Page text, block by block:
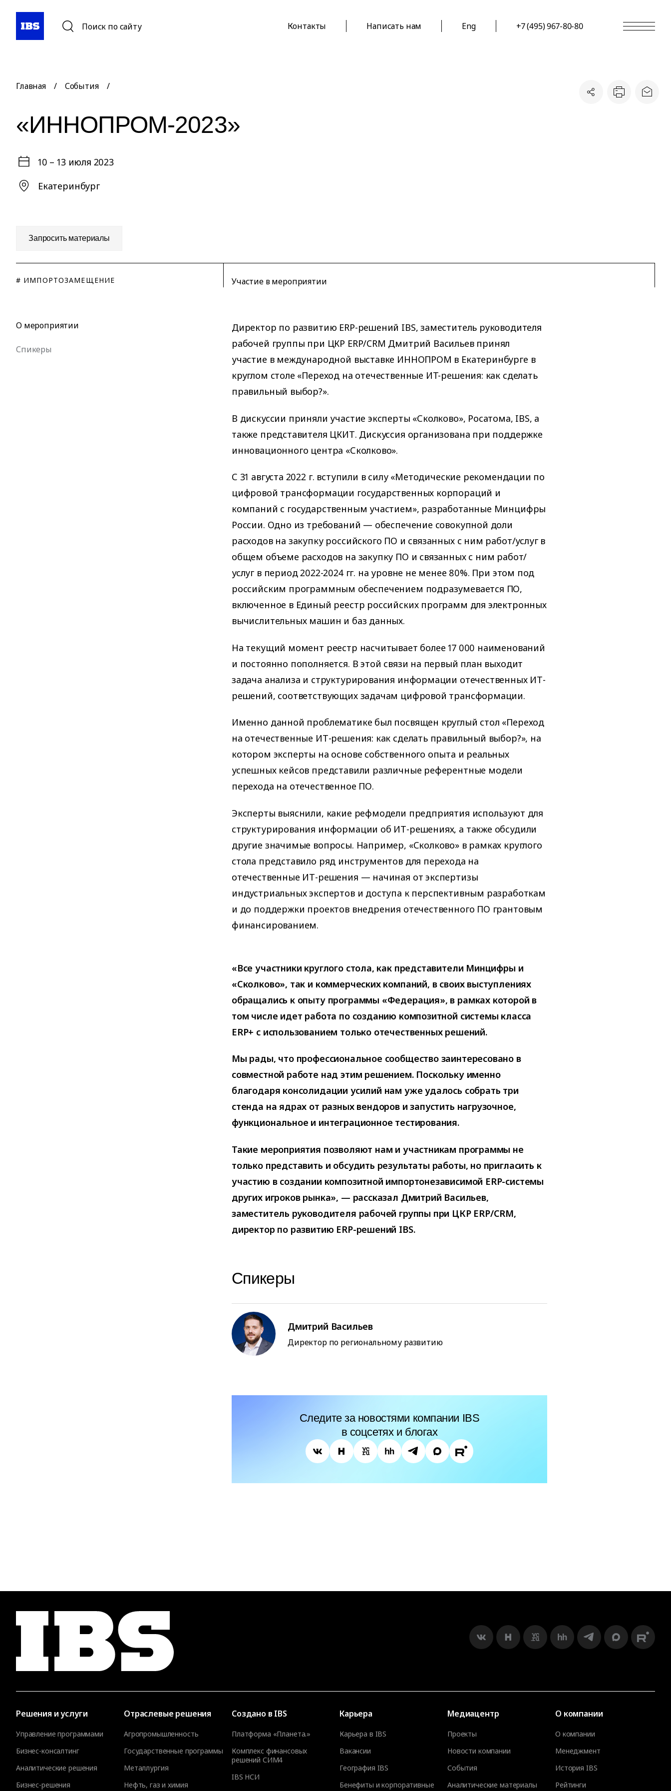
Поиск по сайту Контакты Написать нам Eng +7 (495) 967-80-80
Главная / События /
«ИННОПРОМ-2023»
10 – 13 июля 2023
Екатеринбург
Запросить материалы
# ИМПОРТОЗАМЕЩЕНИЕ Участие в мероприятии
О мероприятии
Спикеры
Директор по развитию ERP-решений IBS, заместитель руководителя
рабочей группы при ЦКР ERP/CRM Дмитрий Васильев принял
участие в международной выставке ИННОПРОМ в Екатеринбурге в
круглом столе «Переход на отечественные ИT-решения: как сделать
правильный выбор?».
В дискуссии приняли участие эксперты «Сколково», Росатома, IBS, а
также представителя ЦКИТ. Дискуссия организована при поддержке
инновационного центра «Сколково».
С 31 августа 2022 г. вступили в силу «Методические рекомендации по
цифровой трансформации государственных корпораций и
компаний с государственным участием», разработанные Минцифры
России. Одно из требований — обеспечение совокупной доли
расходов на закупку российского ПО и связанных с ним работ/услуг в
общем объеме расходов на закупку ПО и связанных с ним работ/
услуг в период 2022-2024 гг. на уровне не менее 80%. При этом под
российским программным обеспечением подразумевается ПО,
включенное в Единый реестр российских программ для электронных
вычислительных машин и баз данных.
На текущий момент реестр насчитывает более 17 000 наименований
и постоянно пополняется. В этой связи на первый план выходит
задача анализа и структурирования информации отечественных ИТ-
решений, соответствующих задачам цифровой трансформации.
Именно данной проблематике был посвящен круглый стол «Переход
на отечественные ИТ-решения: как сделать правильный выбор?», на
котором эксперты на основе собственного опыта и реальных
успешных кейсов представили различные референтные модели
перехода на отечественное ПО.
Эксперты выяснили, какие рефмодели предприятия используют для
структурирования информации об ИТ-решениях, а также обсудили
другие значимые вопросы. Например, «Сколково» в рамках круглого
стола представило ряд инструментов для перехода на
отечественные ИТ-решения — начиная от экспертизы
индустриальных экспертов и доступа к перспективным разработкам
и до поддержки проектов внедрения отечественного ПО грантовым
финансированием.
«Все участники круглого стола, как представители Минцифры и
«Сколково», так и коммерческих компаний, в своих выступлениях
обращались к опыту программы «Федерация», в рамках которой в
том числе идет работа по созданию композитной системы класса
ERP+ с использованием только отечественных решений.
Мы рады, что профессиональное сообщество заинтересовано в
совместной работе над этим решением. Поскольку именно
благодаря консолидации усилий нам уже удалось собрать три
стенда на ядрах от разных вендоров и запустить нагрузочное,
функциональное и интеграционное тестирования.
Такие мероприятия позволяют нам и участникам программы не
только представить и обсудить результаты работы, но пригласить к
участию в создании композитной импортонезависимой ERP-системы
других игроков рынка», — рассказал Дмитрий Васильев,
заместитель руководителя рабочей группы при ЦКР ERP/CRM,
директор по развитию ERP-решений IBS.
Спикеры
Дмитрий Васильев
Директор по региональному развитию
Следите за новостями компании IBS
в соцсетях и блогах
Решения и услуги
Управление программами
Бизнес-консалтинг
Аналитические решения
Бизнес-решения
Отраслевые решения
Агропромышленность
Государственные программы
Металлургия
Нефть, газ и химия
Создано в IBS
Платформа «Планета.»
Комплекс финансовых
решений СИМ4
IBS НСИ
Карьера
Карьера в IBS
Вакансии
География IBS
Бенефиты и корпоративные
Медиацентр
Проекты
Новости компании
События
Аналитические материалы
О компании
О компании
Менеджмент
История IBS
Рейтинги